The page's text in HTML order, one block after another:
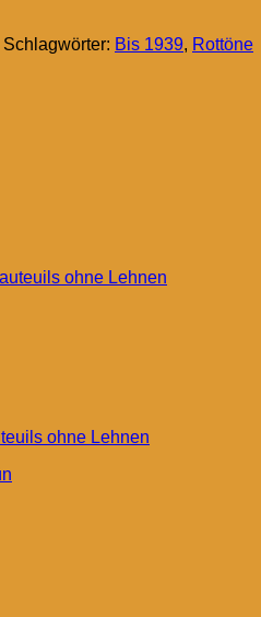
Schlagwörter: Bis 1939, Rottöne
ohne Lehnen